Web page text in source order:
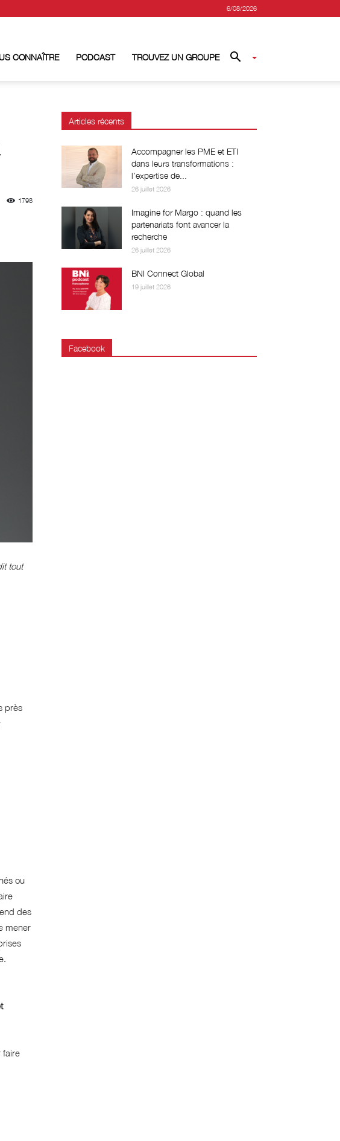
6/08/2026
CONNAÎTRE PODCAST TROUVEZ UN GROUPE
1798
tout
près
ou
des
mener
faire
Articles récents
Accompagner les PME et ETI
dans leurs transformations :
l’expertise de...
26 juillet 2026
Imagine for Margo : quand les
partenariats font avancer la
recherche
26 juillet 2026
BNI Connect Global
19 juillet 2026
Facebook